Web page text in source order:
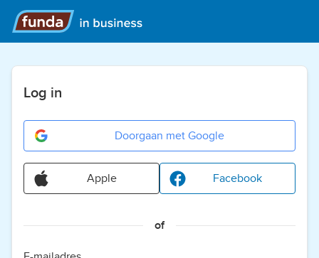
Log in
Doorgaan met Google
Apple Facebook
of